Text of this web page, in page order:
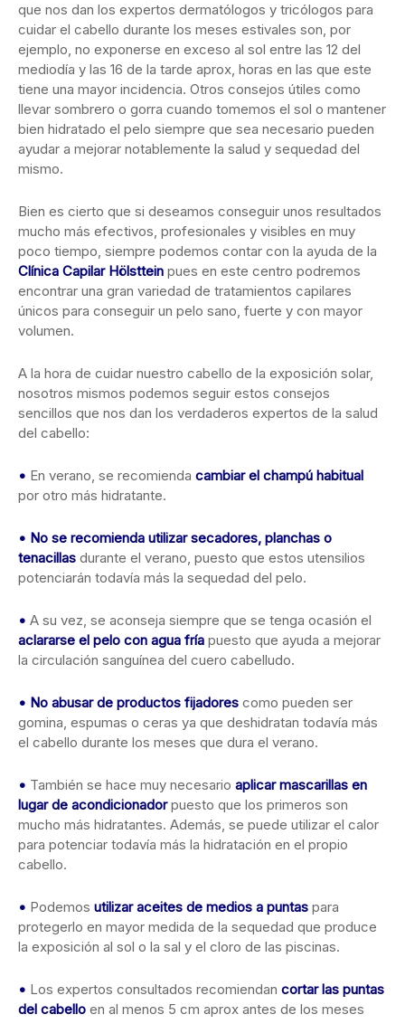
que nos dan los expertos dermatólogos y tricólogos para
cuidar el cabello durante los meses estivales son, por
ejemplo, no exponerse en exceso al sol entre las 12 del
mediodía y las 16 de la tarde aprox, horas en las que este
tiene una mayor incidencia. Otros consejos útiles como
llevar sombrero o gorra cuando tomemos el sol o mantener
bien hidratado el pelo siempre que sea necesario pueden
ayudar a mejorar notablemente la salud y sequedad del
mismo.
Bien es cierto que si deseamos conseguir unos resultados
mucho más efectivos, profesionales y visibles en muy
poco tiempo, siempre podemos contar con la ayuda de la
Clínica Capilar Hölsttein pues en este centro podremos
encontrar una gran variedad de tratamientos capilares
únicos para conseguir un pelo sano, fuerte y con mayor
volumen.
A la hora de cuidar nuestro cabello de la exposición solar,
nosotros mismos podemos seguir estos consejos
sencillos que nos dan los verdaderos expertos de la salud
del cabello:
• En verano, se recomienda cambiar el champú habitual
por otro más hidratante.
• No se recomienda utilizar secadores, planchas o
tenacillas durante el verano, puesto que estos utensilios
potenciarán todavía más la sequedad del pelo.
• A su vez, se aconseja siempre que se tenga ocasión el
aclararse el pelo con agua fría puesto que ayuda a mejorar
la circulación sanguínea del cuero cabelludo.
• No abusar de productos fijadores como pueden ser
gomina, espumas o ceras ya que deshidratan todavía más
el cabello durante los meses que dura el verano.
• También se hace muy necesario aplicar mascarillas en
lugar de acondicionador puesto que los primeros son
mucho más hidratantes. Además, se puede utilizar el calor
para potenciar todavía más la hidratación en el propio
cabello.
• Podemos utilizar aceites de medios a puntas para
protegerlo en mayor medida de la sequedad que produce
la exposición al sol o la sal y el cloro de las piscinas.
• Los expertos consultados recomiendan cortar las puntas
del cabello en al menos 5 cm aprox antes de los meses